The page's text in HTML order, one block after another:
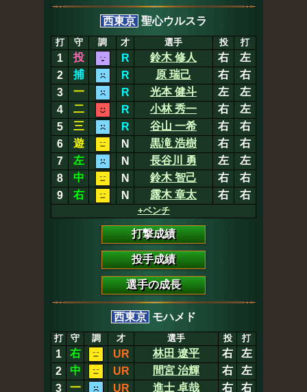
西東京 聖心ウルスラ
打 守 調 才 選手 投 打
1 投 R 鈴木 修人 右
左
2
捕 R 原 瑞己 右
右
3
一 R 光本 健斗 左
左
4
二 R 小林 秀一 右
左
5
三 R 谷山 一希 右
右
6
遊 N 黒滝 浩樹 右
右
7
左 N 長谷川 勇 左
左
8
中 N 鈴木 智己 右
右
9
右 N 露木 章太 右 右
+ベンチ
打撃成績
投手成績
選手の成長
西東京 モハメド
打 守 調 才 選手 投 打
1 右 UR 林田 遼平 右
左
2
中 UR 間宮 治輝 右
左
3
一 UR 進士 卓哉 右 右